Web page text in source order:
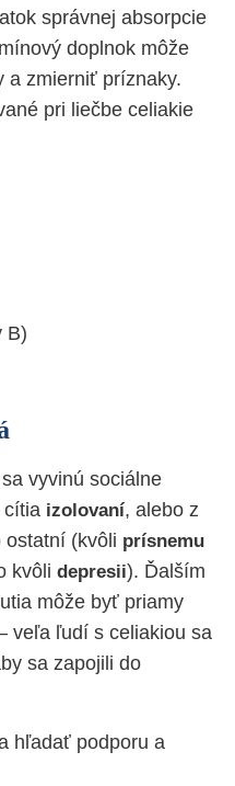
správnej absorpcie
doplnok môže
a zmierniť príznaky.
pri liečbe celiakie
B)
vyvinú sociálne
cítia izolovaní, alebo z
ostatní (kvôli prísnemu
kvôli depresii). Ďalším
môže byť priamy
veľa ľudí s celiakiou sa
sa zapojili do
hľadať podporu a